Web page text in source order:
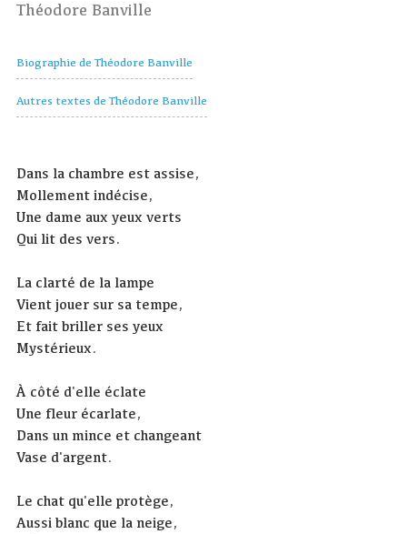
Théodore Banville
Biographie de Théodore Banville
Autres textes de Théodore Banville
Dans la chambre est assise,
Mollement indécise,
Une dame aux yeux verts
Qui lit des vers.
La clarté de la lampe
Vient jouer sur sa tempe,
Et fait briller ses yeux
Mystérieux.
À côté d'elle éclate
Une fleur écarlate,
Dans un mince et changeant
Vase d'argent.
Le chat qu'elle protège,
Aussi blanc que la neige,